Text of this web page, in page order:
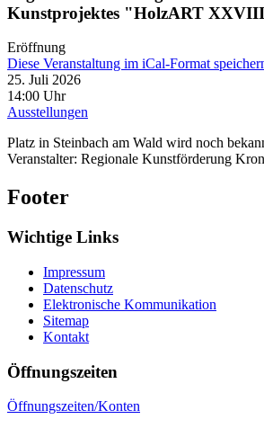
Kunstprojektes "HolzART
Eröffnung
Diese Veranstaltung im iCal-Format
25. Juli 2026
14:00 Uhr
Ausstellungen
Platz in Steinbach am Wald wird noch
Veranstalter: Regionale Kunstförderung
Footer
Wichtige Links
Impressum
Datenschutz
Elektronische Kommunikation
Sitemap
Kontakt
Öffnungszeiten
Öffnungszeiten/Konten